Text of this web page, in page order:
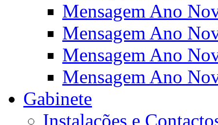
Mensagem Ano
Mensagem Ano
Mensagem Ano
Mensagem Ano
Gabinete
Instalações e